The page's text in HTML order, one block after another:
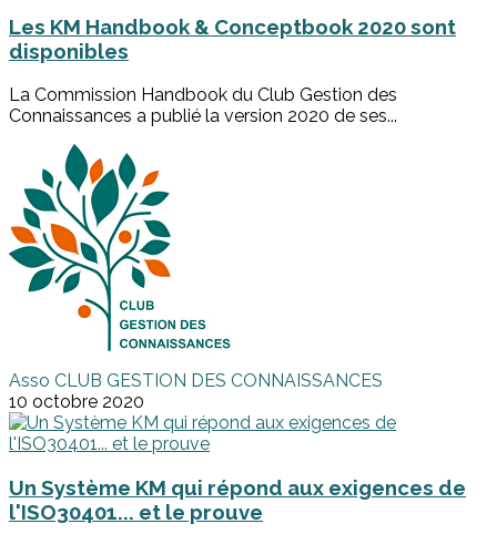
Les KM Handbook & Conceptbook 2020 sont
disponibles
La Commission Handbook du Club Gestion des
Connaissances a publié la version 2020 de ses...
Asso CLUB GESTION DES CONNAISSANCES
10 octobre 2020
Un Système KM qui répond aux exigences de
l'ISO30401... et le prouve